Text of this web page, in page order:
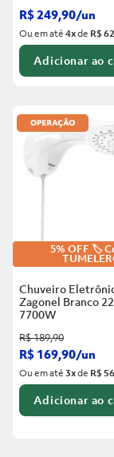
R$249,90/un
Ou em até4xde R$
Adicionar ao
5% OFF 🏷️
Chuveiro
Zagonel Branco
7700W
R$189,90
R$ 169,90/un
Ou em até3xde R$
Adicionar ao